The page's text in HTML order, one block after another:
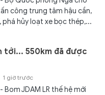
công trung tâm hậu cần,
phá hủy loạt xe bọc thép,...
tới... 550km đã được
1 giờ trước
Bom JDAM LR thế hệ mới